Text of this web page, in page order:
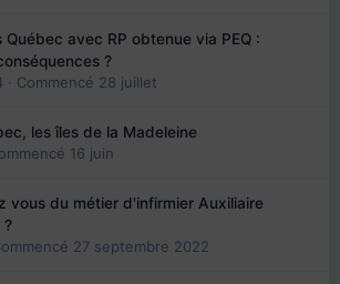
Québec avec RP obtenue via PEQ :
?
· Commencé 28 juillet
les îles de la Madeleine
16 juin
vous du métier d'infirmier Auxiliaire
?
27 septembre 2022